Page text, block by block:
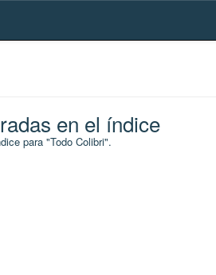
en el índice
para "Todo Colibri".